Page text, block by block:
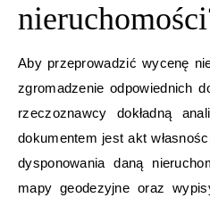
Aby przeprowadzić wycenę
zgromadzenie odpowiednich
rzeczoznawcy dokładną
dokumentem jest akt
dysponowania daną
mapy geodezyjne oraz